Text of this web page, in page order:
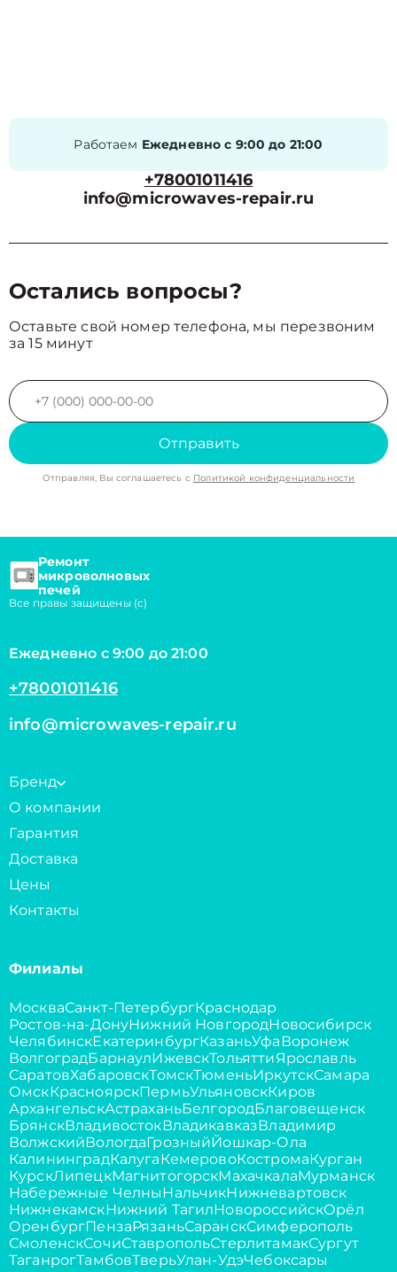
Работаем Ежедневно с 9:00 до 21:00
+78001011416
info@microwaves-repair.ru
Остались вопросы?
Оставьте свой номер телефона, мы перезвоним
за 15 минут
Отправить
Отправляя, Вы соглашаетесь с Политикой конфиденциальности
Ремонт
микроволновых
печей
Все правы защищены (с)
Ежедневно с 9:00 до 21:00
+78001011416
info@microwaves-repair.ru
Бренд
О компании
Гарантия
Доставка
Цены
Контакты
Филиалы
МоскваСанкт-ПетербургКраснодар
Ростов-на-ДонуНижний НовгородНовосибирск
ЧелябинскЕкатеринбургКазаньУфаВоронеж
ВолгоградБарнаулИжевскТольяттиЯрославль
СаратовХабаровскТомскТюменьИркутскСамара
ОмскКрасноярскПермьУльяновскКиров
АрхангельскАстраханьБелгородБлаговещенск
БрянскВладивостокВладикавказВладимир
ВолжскийВологдаГрозныйЙошкар-Ола
КалининградКалугаКемеровоКостромаКурган
КурскЛипецкМагнитогорскМахачкалаМурманск
Набережные ЧелныНальчикНижневартовск
НижнекамскНижний ТагилНовороссийскОрёл
ОренбургПензаРязаньСаранскСимферополь
СмоленскСочиСтавропольСтерлитамакСургут
ТаганрогТамбовТверьУлан-УдэЧебоксары